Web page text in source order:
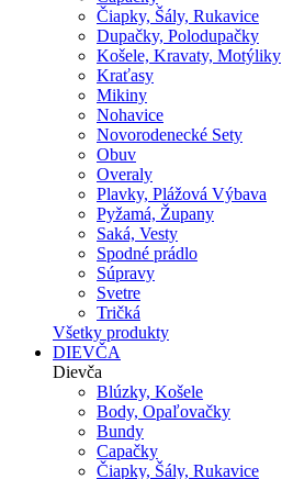
Čiapky, Šály, Rukavice
Dupačky, Polodupačky
Košele, Kravaty, Motýliky
Kraťasy
Mikiny
Nohavice
Novorodenecké Sety
Obuv
Overaly
Plavky, Plážová Výbava
Pyžamá, Župany
Saká, Vesty
Spodné prádlo
Súpravy
Svetre
Tričká
Všetky produkty
DIEVČA
Dievča
Blúzky, Košele
Body, Opaľovačky
Bundy
Capačky
Čiapky, Šály, Rukavice